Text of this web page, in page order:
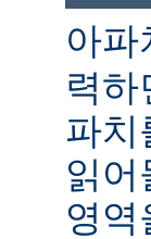
아
력하
파치
읽어
영역